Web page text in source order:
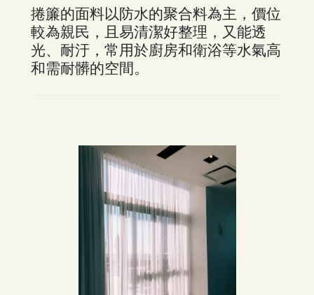
捲簾的面料以防水的聚合料為主，價位
較為親民，且易清潔好整理，又能透
光、耐汙，常用於廚房和衛浴等水氣高
和需耐髒的空間。